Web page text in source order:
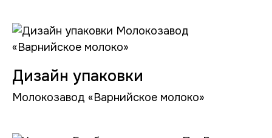
Дизайн упаковки
Молокозавод «Варнийское молоко»